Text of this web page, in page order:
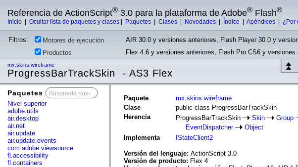
Referencia de ActionScript® 3.0 para la plataforma de Adobe® Flash®
Inicio Ocultar lista de paquetes y clases Paquetes Clases Novedades Índice Apéndices ¿Por
Filtros: Motores de ejecución
AIR 30.0 y versiones anteriores, Flash Player 30.0 y
Productos
Flex 4.6 y versiones anteriores, Flash Pro CS6 y versiones
mx.skins.wireframe
ProgressBarTrackSkin - AS3 Flex
Paquetes
Nivel superior
adobe.utils
air.desktop
air.net
air.update
air.update.events
com.adobe.viewsource
fl.accessibility
fl.containers
Paquete
mx.skins.wireframe
Clase
public class ProgressBarTrackSkin
Herencia
ProgressBarTrackSkin Skin Group
EventDispatcher
Object
Implementa
IStateClient2
Versión del lenguaje: ActionScript 3.0
Versión de producto: Flex 4